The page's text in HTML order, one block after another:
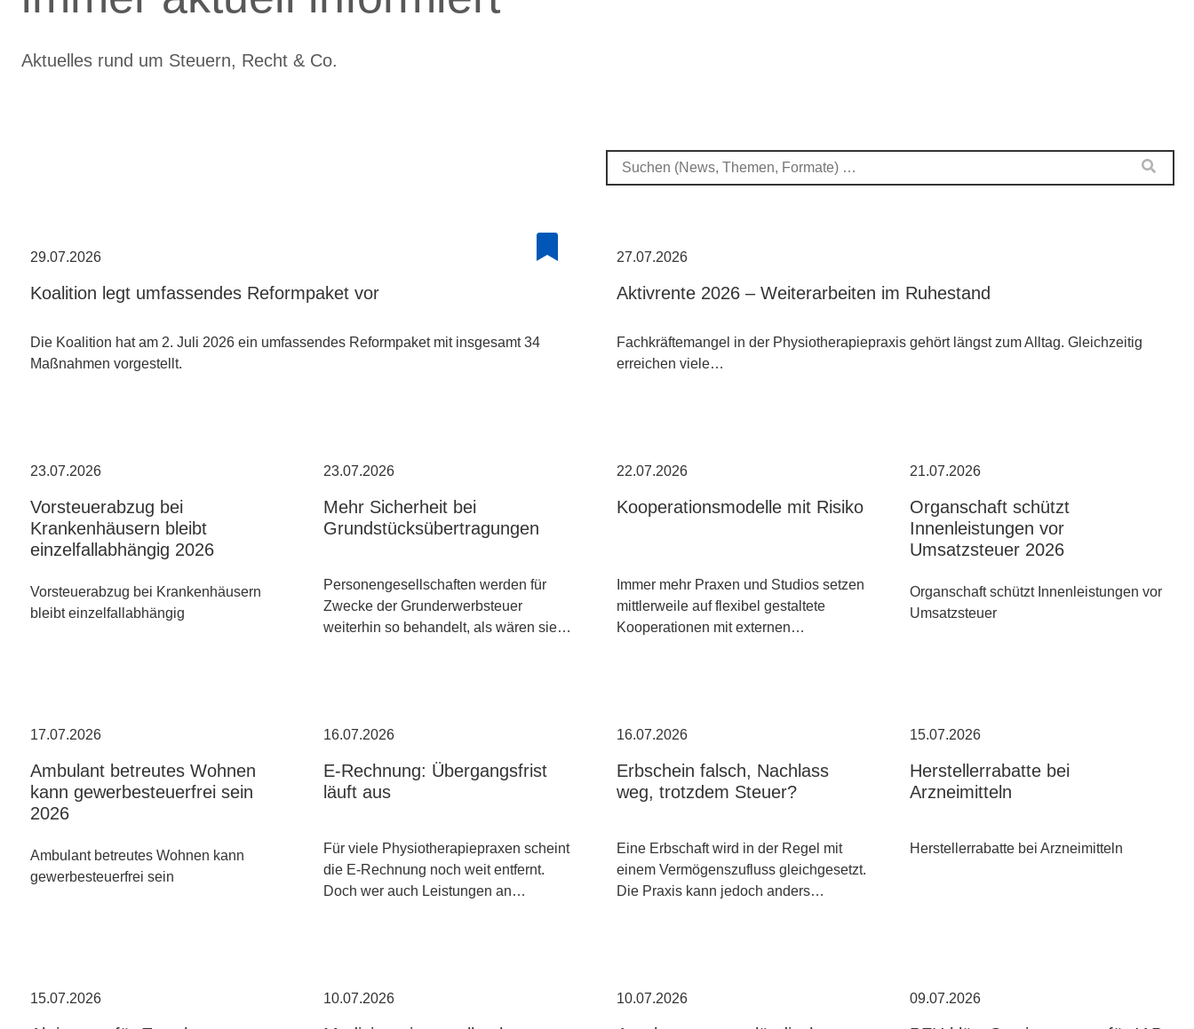
Aktuelles rund um Steuern, Recht & Co.
29.07.2026
Koalition legt umfassendes Reformpaket vor
Die Koalition hat am 2. Juli 2026 ein umfassendes Reformpaket mit insgesamt 34
Maßnahmen vorgestellt.
27.07.2026
Aktivrente 2026 – Weiterarbeiten im Ruhestand
Fachkräftemangel in der Physiotherapiepraxis gehört längst zum Alltag. Gleichzeitig
erreichen viele…
23.07.2026
Vorsteuerabzug bei
Krankenhäusern bleibt
einzelfallabhängig 2026
Vorsteuerabzug bei Krankenhäusern
bleibt einzelfallabhängig
23.07.2026
Mehr Sicherheit bei
Grundstücksübertragungen
Personengesellschaften werden für
Zwecke der Grunderwerbsteuer
weiterhin so behandelt, als wären sie…
22.07.2026
Kooperationsmodelle mit Risiko
Immer mehr Praxen und Studios setzen
mittlerweile auf flexibel gestaltete
Kooperationen mit externen…
21.07.2026
Organschaft schützt
Innenleistungen vor
Umsatzsteuer 2026
Organschaft schützt Innenleistungen vor
Umsatzsteuer
17.07.2026
Ambulant betreutes Wohnen
kann gewerbesteuerfrei sein
2026
Ambulant betreutes Wohnen kann
gewerbesteuerfrei sein
16.07.2026
E-Rechnung: Übergangsfrist
läuft aus
Für viele Physiotherapiepraxen scheint
die E-Rechnung noch weit entfernt.
Doch wer auch Leistungen an…
16.07.2026
Erbschein falsch, Nachlass
weg, trotzdem Steuer?
Eine Erbschaft wird in der Regel mit
einem Vermögenszufluss gleichgesetzt.
Die Praxis kann jedoch anders…
15.07.2026
Herstellerrabatte bei
Arzneimitteln
Herstellerrabatte bei Arzneimitteln
15.07.2026 10.07.2026 10.07.2026 09.07.2026